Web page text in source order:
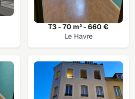
T3 - 70 m² - 660 €
Le Havre